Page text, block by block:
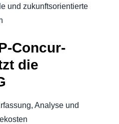
und zukunftsorientierte
Concur-
die
Analyse und